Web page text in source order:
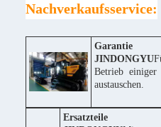
Nachverkaufsservice:
Garantie
JINDONGYU
Betrieb einiger
austauschen.
Ersatzteile